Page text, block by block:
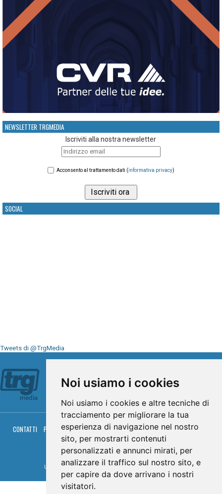
Noi usiamo i cookies
Noi usiamo i cookies e altre tecniche di
tracciamento per migliorare la tua
esperienza di navigazione nel nostro
sito, per mostrarti contenuti
personalizzati e annunci mirati, per
analizzare il traffico sul nostro sito, e
per capire da dove arrivano i nostri
visitatori.
NEWSLETTER TRGMEDIA
Iscriviti alla nostra newsletter
Acconsento al trattamento dati (informativa privacy)
SOCIAL
Tweets di @TrgMedia
CONTATTI PRIVACY COOKIES PALINSESTO DIRETTA TV
DIRETTA RADIO
RGM HITRADIO
© TRG Media 2005-2026
Umbria Televisioni s.r.l. - P.I.00496230541 -www.trgmedia.it- Powered by